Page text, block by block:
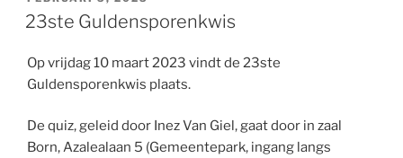
OP
23ste Guldensporenkwis
Op vrijdag 10 maart 2023 vindt de 23ste
Guldensporenkwis plaats.
De quiz, geleid door Inez Van Giel, gaat door in zaal
Born, Azalealaan 5 (Gemeentepark, ingang langs